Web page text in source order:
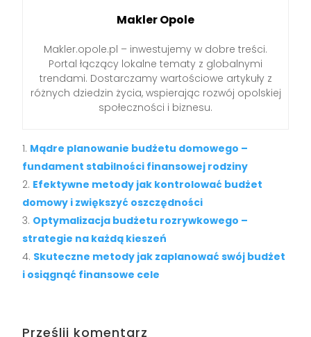
Makler Opole
Makler.opole.pl – inwestujemy w dobre treści.
Portal łączący lokalne tematy z globalnymi
trendami. Dostarczamy wartościowe artykuły z
różnych dziedzin życia, wspierając rozwój opolskiej
społeczności i biznesu.
Mądre planowanie budżetu domowego –
fundament stabilności finansowej rodziny
Efektywne metody jak kontrolować budżet
domowy i zwiększyć oszczędności
Optymalizacja budżetu rozrywkowego –
strategie na każdą kieszeń
Skuteczne metody jak zaplanować swój budżet
i osiągnąć finansowe cele
Prześlij komentarz